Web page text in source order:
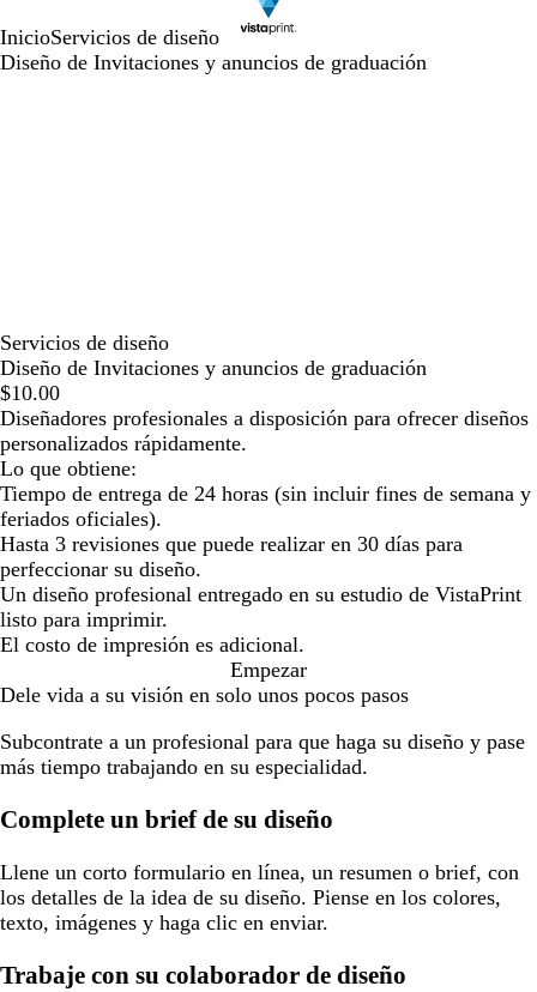
InicioServicios de diseño
Diseño de Invitaciones y anuncios de graduación
Servicios de diseño
Diseño de Invitaciones y anuncios de graduación
$10.00
Diseñadores profesionales a disposición para ofrecer diseños
personalizados rápidamente.
Lo que obtiene:
Tiempo de entrega de 24 horas (sin incluir fines de semana y
feriados oficiales).
Hasta 3 revisiones que puede realizar en 30 días para
perfeccionar su diseño.
Un diseño profesional entregado en su estudio de VistaPrint
listo para imprimir.
El costo de impresión es adicional.
Empezar
Dele vida a su visión en solo unos pocos pasos
Subcontrate a un profesional para que haga su diseño y pase
más tiempo trabajando en su especialidad.
Complete un brief de su diseño
Llene un corto formulario en línea, un resumen o brief, con
los detalles de la idea de su diseño. Piense en los colores,
texto, imágenes y haga clic en enviar.
Trabaje con su colaborador de diseño